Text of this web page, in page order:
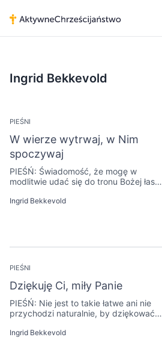
Ingrid Bekkevold
PIEŚNI
W wierze wytrwaj, w Nim
spoczywaj
PIEŚŃ: Świadomość, że mogę w
modlitwie udać się do tronu Bożej łaski i
powodem, dla którego mogę „wytrwać
Ingrid Bekkevold
PIEŚNI
Dziękuję Ci, miły Panie
PIEŚŃ: Nie jest to takie łatwe ani nie
przychodzi naturalnie, by dziękować
trudne chwile, ale z Bożą pomocą jest
Ingrid Bekkevold